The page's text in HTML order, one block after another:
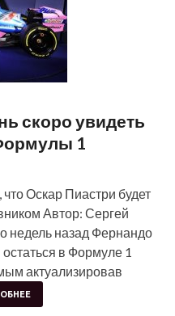
скоро увидеть
1
Оскар Пиастри будет
Автор: Сергей
недель назад Фернандо
в Формуле 1
актуализировав